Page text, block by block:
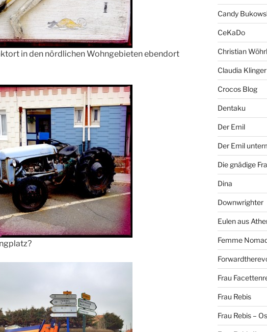
in den nördlichen Wohngebieten ebendort
Candy
CeKaDo
Christian Wöhrl
Claudia Klinger
Crocos Blog
Dentaku
Der Emil
Der Emil
Die gnädige
Dina
Downwrighter
Eulen aus
Femme
Frau
Frau Rebis
Frau Rebis –